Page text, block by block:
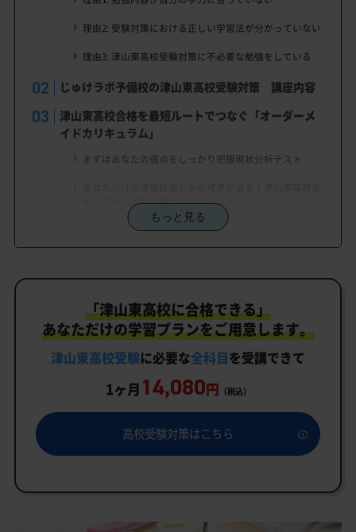
理由2: 受験対策における正しい学習法が分かっていない
理由3: 津山東高校受験対策に不必要な勉強をしている
じゅけラボ予備校の津山東高校受験対策 講座内容
津山東高校合格を最短ルートでつなぐ「オーダーメ
イドカリキュラム」
まずはあなたの弱点をしっかり把握現状分析テスト
格に向けた受験対策カリキュラム
学習効果をしっかり確認定着度テスト
メイドカリキュラム」だから成果が出る！
カリキュラムや料金についてお気軽にご相談くださ
い
津山東高校受験専門のオンライン家庭教師「いつで
もクイック指導」もご用意
津山東高校の特徴
教育理念
もっと見る
「津山東高校に合格できる」
あなただけの学習プランをご用意します。
津山東高校受験に必要な全科目を受講できて
1ヶ月 14,080円 （税込）
高校受験対策はこちら